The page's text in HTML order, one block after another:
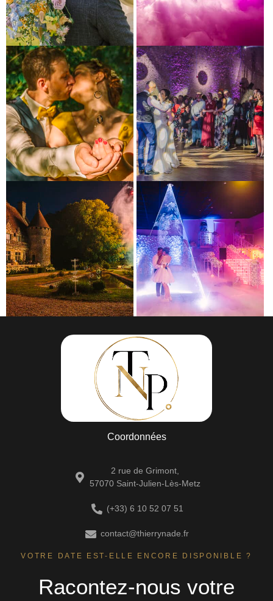
Coordonnées
2 rue de Grimont,
57070 Saint-Julien-Lès-Metz
(+33) 6 10 52 07 51
contact@thierrynade.fr
VOTRE DATE EST-ELLE ENCORE DISPONIBLE ?
Racontez-nous votre